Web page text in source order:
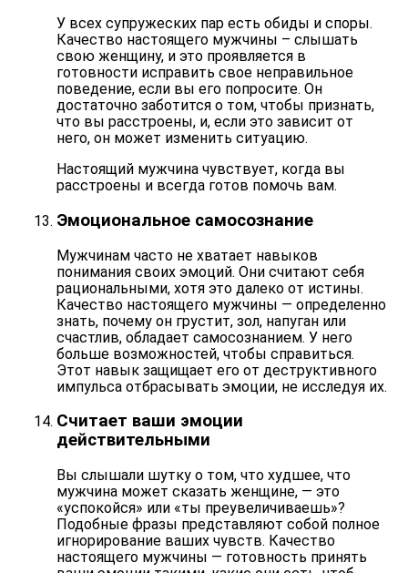
У всех супружеских пар естьобиды и споры.
Качество настоящего мужчины – слышать
свою женщину, и это проявляется в
готовности исправить свое неправильное
поведение, если вы его попросите. Он
достаточнозаботится о том, чтобы признать,
что вы расстроены, и, если это зависит от
него, он может изменить ситуацию.
Настоящий мужчина чувствует, когда вы
расстроены и всегда готов помочь вам.
Эмоциональное самосознание
Мужчинам часто не хватает навыков
понимания своих эмоций. Они считают себя
рациональными, хотя это далеко от истины.
Качество настоящего мужчины — определенно
знать, почему он грустит, зол, напуган или
счастлив, обладает самосознанием. У него
больше возможностей, чтобы справиться.
Этот навык защищает его от деструктивного
импульса отбрасывать эмоции, не исследуя их.
Считает ваши эмоции
действительными
Вы слышали шутку о том, что худшее, что
мужчина может сказать женщине, — это
«успокойся» или «ты преувеличиваешь»?
Подобные фразы представляют собой полное
игнорирование ваших чувств. Качество
настоящего мужчины — готовность принять